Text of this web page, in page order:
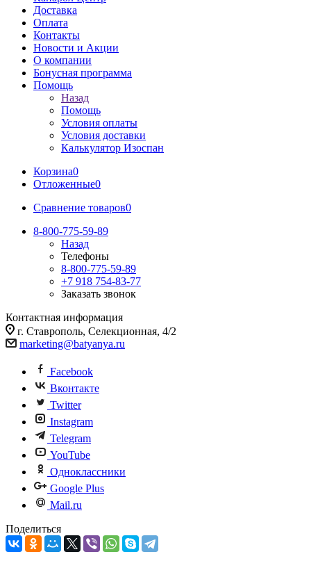
Доставка
Оплата
Контакты
Новости и Акции
О компании
Бонусная программа
Помощь
Назад
Помощь
Условия оплаты
Условия доставки
Калькулятор Изоспан
Корзина0
Отложенные0
Сравнение товаров0
8-800-775-59-89
Назад
Телефоны
8-800-775-59-89
+7 918 754-83-77
Заказать звонок
Контактная информация
г. Ставрополь, Селекционная, 4/2
marketing@batyanya.ru
Facebook
Вконтакте
Twitter
Instagram
Telegram
YouTube
Одноклассники
Google Plus
Mail.ru
Поделиться